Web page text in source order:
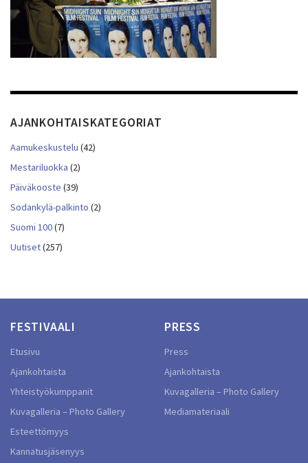
AJANKOHTAISKATEGORIAT
Aamukeskustelu (42)
Mestariluokka (2)
Päiväkooste (39)
Sodankylä-palkinto (2)
Suomi 100(7)
Uutiset(257)
FESTIVAALI
Etusivu
Ajankohtaista
Yhteistyökumppanit
Kuvagalleria – Photo Gallery
Esteettömyys
Kannatusjäsenyys
PRESS
Press
Ajankohtaista
Kuvagalleria – Photo Gallery
Mediamateriaali